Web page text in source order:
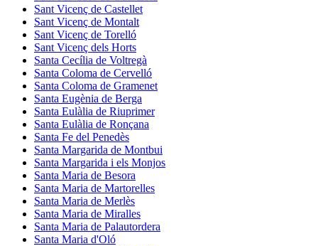
Sant Vicenç de Castellet
Sant Vicenç de Montalt
Sant Vicenç de Torelló
Sant Vicenç dels Horts
Santa Cecília de Voltregà
Santa Coloma de Cervelló
Santa Coloma de Gramenet
Santa Eugènia de Berga
Santa Eulàlia de Riuprimer
Santa Eulàlia de Ronçana
Santa Fe del Penedès
Santa Margarida de Montbui
Santa Margarida i els Monjos
Santa Maria de Besora
Santa Maria de Martorelles
Santa Maria de Merlès
Santa Maria de Miralles
Santa Maria de Palautordera
Santa Maria d'Oló